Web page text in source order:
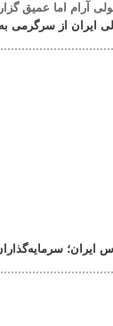
آرام اما عمیق
ایران از سرگرمی